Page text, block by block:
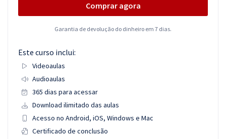
Comprar agora
Garantia de devolução do dinheiro em 7 dias.
Este curso inclui:
Videoaulas
Audioaulas
365 dias para acessar
Download ilimitado das aulas
Acesso no Android, iOS, Windows e Mac
Certificado de conclusão